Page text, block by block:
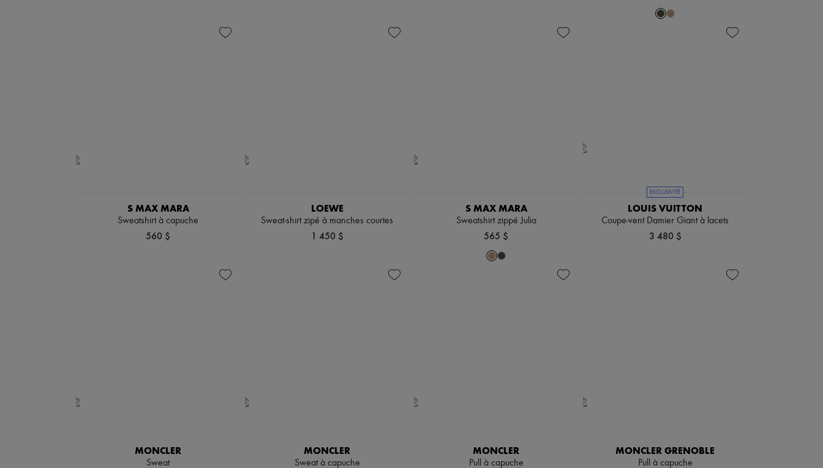
S MAX MARA
Sweatshirt à capuche
560 $
LOEWE
Sweat-shirt zipé à manches courtes
1 450 $
S MAX MARA
Sweatshirt zippé Julia
565 $
EXCLUSIVITÉ
LOUIS VUITTON
Coupe-vent Damier Giant à lacets
3 480 $
MONCLER
Sweat
MONCLER
Sweat à capuche
MONCLER
Pull à capuche
MONCLER GRENOBLE
Pull à capuche